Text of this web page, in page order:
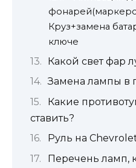
Круз+замена
ключе
Какой свет фар
Замена лампы в
Какие
ставить?
Руль на
Перечень ламп,